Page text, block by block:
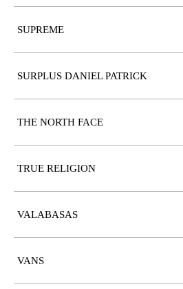
SUPREME
SURPLUS DANIEL PATRICK
THE NORTH FACE
TRUE RELIGION
VALABASAS
VANS